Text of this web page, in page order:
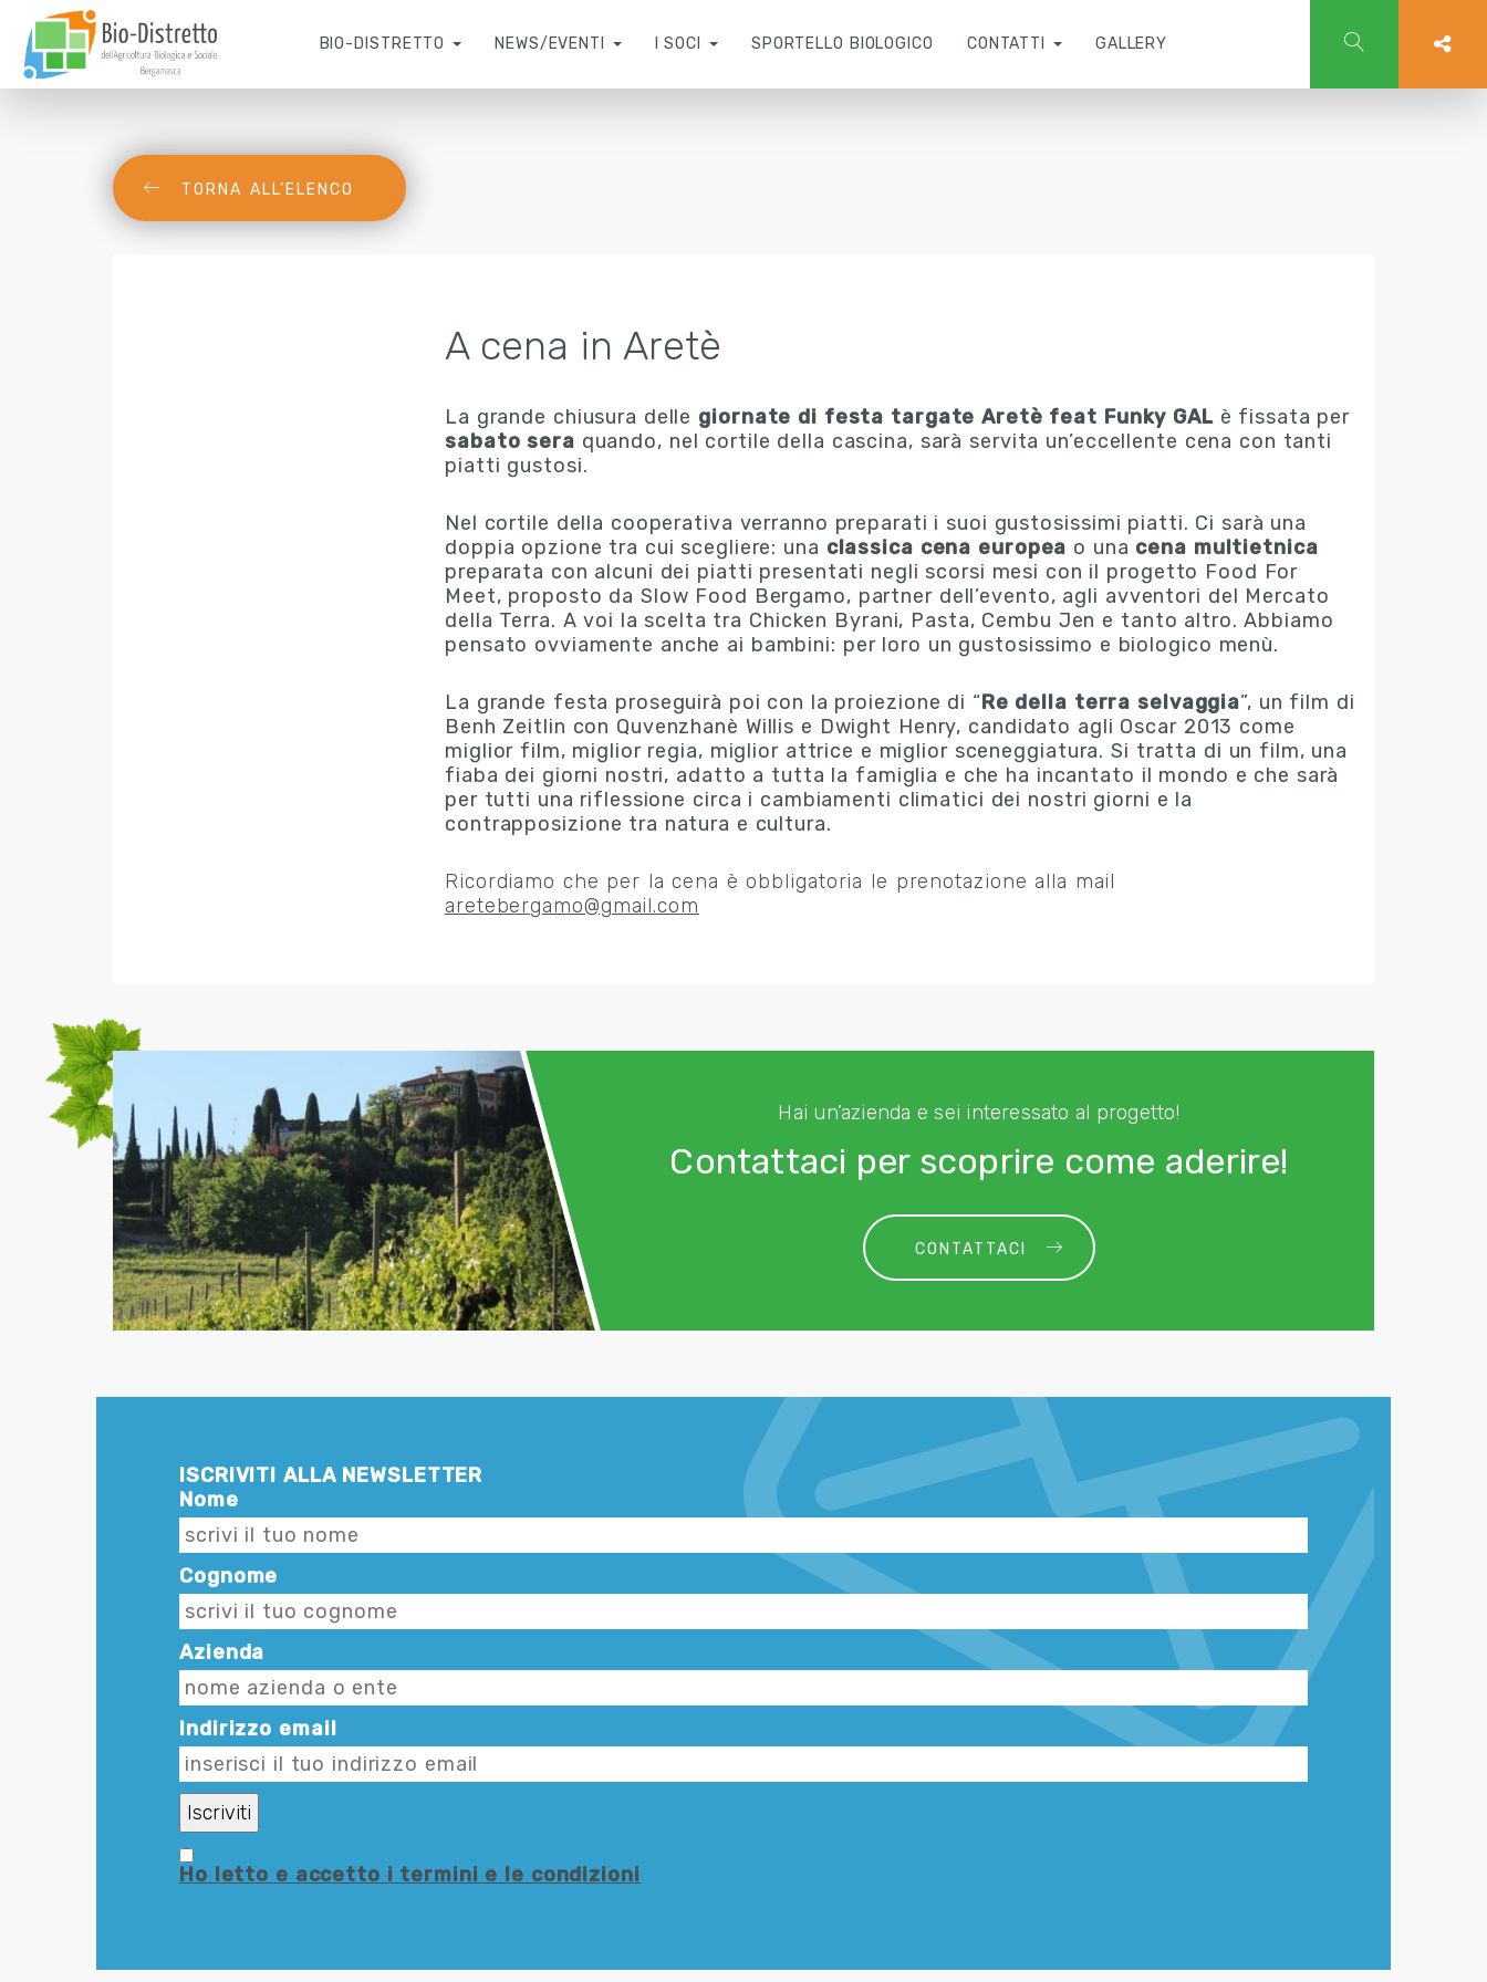
BIO-DISTRETTO NEWS/EVENTI I SOCI SPORTELLO BIOLOGICO CONTATTI GALLERY
TORNA ALL’ELENCO
A cena in Aretè
La grande chiusura delle giornate di festa targate Aretè feat Funky GALè fissata per
sabato sera quando, nel cortile della cascina, sarà servita un’eccellente cena con tanti
piatti gustosi.
Nel cortile della cooperativa verranno preparati i suoi gustosissimi piatti. Ci sarà una
doppia opzione tra cui scegliere: una classica cena europea o una cena multietnica
preparata con alcuni dei piatti presentati negli scorsi mesi con il progetto Food For
Meet, proposto da Slow Food Bergamo, partner dell’evento, agli avventori del Mercato
della Terra. A voi la scelta tra Chicken Byrani, Pasta, Cembu Jen e tanto altro. Abbiamo
pensato ovviamente anche ai bambini: per loro un gustosissimo e biologico menù.
La grande festa proseguirà poi con la proiezione di “Re della terra selvaggia”, un film di
Benh Zeitlin con Quvenzhanè Willis e Dwight Henry, candidato agli Oscar 2013 come
miglior film, miglior regia, miglior attrice e miglior sceneggiatura. Si tratta di un film, una
fiaba dei giorni nostri, adatto a tutta la famiglia e che ha incantato il mondo e che sarà
per tutti una riflessione circa i cambiamenti climatici dei nostri giorni e la
contrapposizione tra natura e cultura.
Ricordiamo che per la cena è obbligatoria le prenotazione alla mail
aretebergamo@gmail.com
Hai un’azienda e sei interessato al progetto!
Contattaci per scoprire come aderire!
CONTATTACI
ISCRIVITI ALLA NEWSLETTER
Nome
Cognome
Azienda
Indirizzo email
Ho letto e accetto i termini e le condizioni